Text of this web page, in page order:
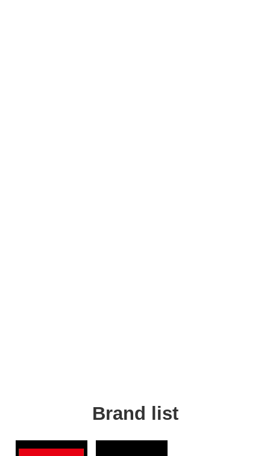
Brand list